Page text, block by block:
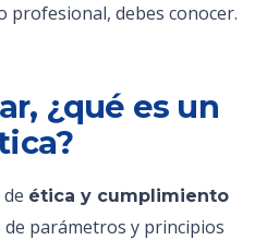
profesional, debes conocer.
¿qué es un
ética y cumplimiento
parámetros y principios